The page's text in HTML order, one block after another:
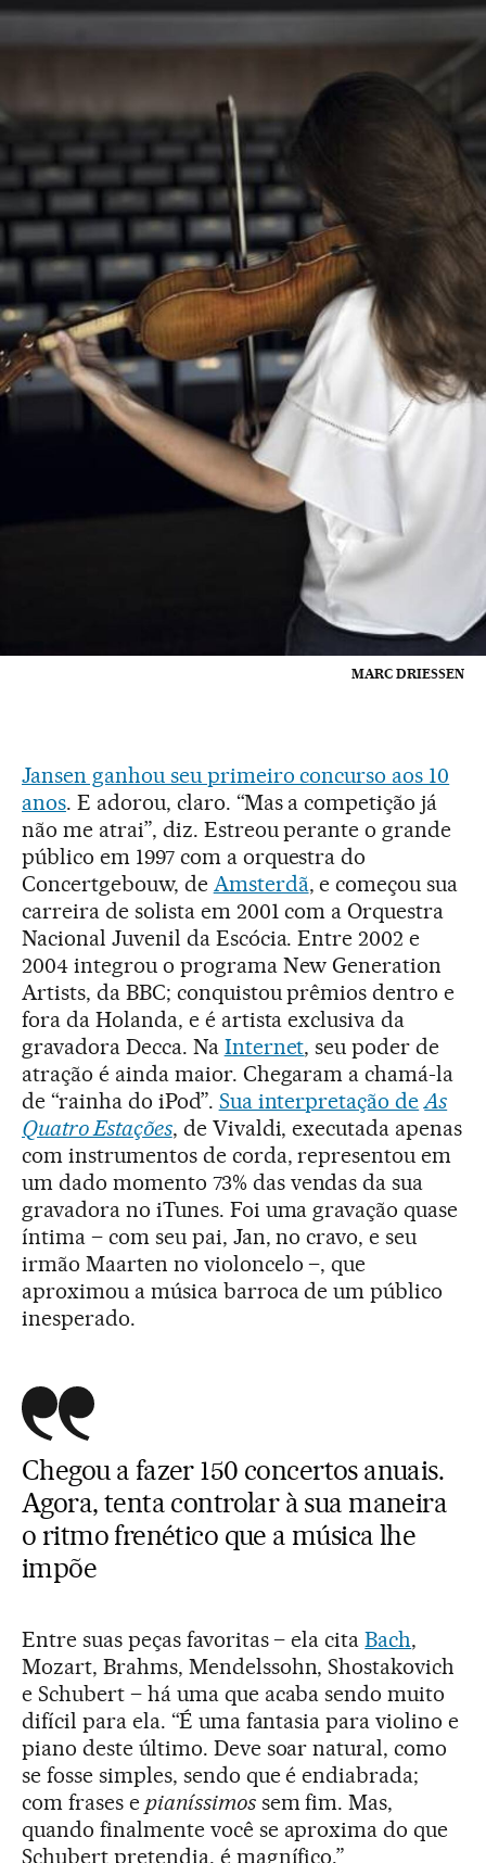
MARC DRIESSEN
Jansen ganhou seu primeiro concurso aos 10
anos. E adorou, claro. “Mas a competição já
não me atrai”, diz. Estreou perante o grande
público em 1997 com a orquestra do
Concertgebouw, de Amsterdã, e começou sua
carreira de solista em 2001 com a Orquestra
Nacional Juvenil da Escócia. Entre 2002 e
2004 integrou o programa New Generation
Artists, da BBC; conquistou prêmios dentro e
fora da Holanda, e é artista exclusiva da
gravadora Decca. Na Internet, seu poder de
atração é ainda maior. Chegaram a chamá-la
de “rainha do iPod”. Sua interpretação de As
Quatro Estações, de Vivaldi, executada apenas
com instrumentos de corda, representou em
um dado momento 73% das vendas da sua
gravadora no iTunes. Foi uma gravação quase
íntima – com seu pai, Jan, no cravo, e seu
irmão Maarten no violoncelo –, que
aproximou a música barroca de um público
inesperado.
Chegou a fazer 150 concertos anuais.
Agora, tenta controlar à sua maneira
o ritmo frenético que a música lhe
impõe
Entre suas peças favoritas – ela citaBach,
Mozart, Brahms, Mendelssohn, Shostakovich
e Schubert – há uma que acaba sendo muito
difícil para ela. “É uma fantasia para violino e
piano deste último. Deve soar natural, como
se fosse simples, sendo que é endiabrada;
com frases e pianíssimossem fim. Mas,
quando finalmente você se aproxima do que
Schubert pretendia, é magnífico.”